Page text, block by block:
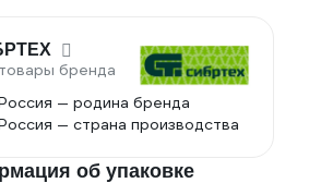
бренда
— родина бренда
— страна производства
об упаковке